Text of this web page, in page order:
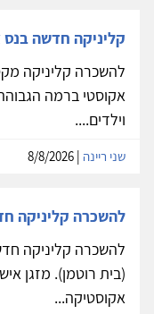
קליניקה חדשה
להשכרה קליניקה
אקוסטי ברמה
וילדים....
שני ריינה
להשכרה קליניקה
(בית רוטמן). מזגן
אקוסטיקה...